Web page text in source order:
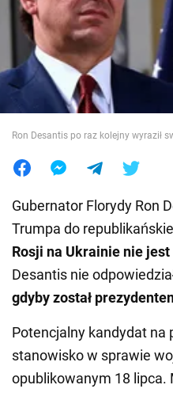
Wojna na Ukrainie
Świat
Jedzenie
Ron Desantis po raz kolejny wyraził
Gubernator Florydy Ron
Trumpa do
Rosji na Ukrainie nie jest
Desantis nie
gdyby został
Potencjalny kandydat na
stanowisko w sprawie
opublikowanym 18 lipca.